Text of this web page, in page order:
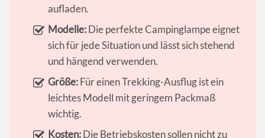
aufladen.
Modelle:Die perfekte Campinglampe eignet
sich für jede Situation und lässt sich stehend
und hängend verwenden.
Größe:Für einen Trekking-Ausflug ist ein
leichtes Modell mit geringem Packmaß
wichtig.
Kosten:Die Betriebskosten sollen nicht zu